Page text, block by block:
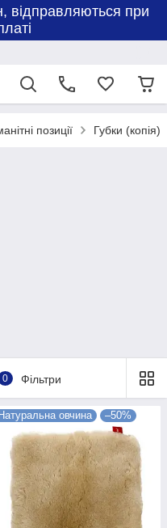
відправляються при
позиції Губки (копія)
0 Фільтри
Натуральна овчина –50%